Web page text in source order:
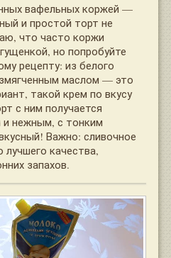
вафельных коржей —
и простой торт не
что часто коржи
но попробуйте
рецепту: из белого
маслом — это
такой крем по вкусу
с ним получается
нежным, с тонким
Важно: сливочное
качества,
запахов.